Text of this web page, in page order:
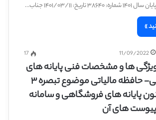
تاریخ: ۱۴۰۱/۰۳/۱۱ جناب…
»
11/09/2022
17
ویژگی ها و مشخصات فنی پایانه های
فروشگاهی- حافظه مالیاتی موضوع تبصره ۳
۳ قانون پایانه های فروشگاهی و سامانه
های آن